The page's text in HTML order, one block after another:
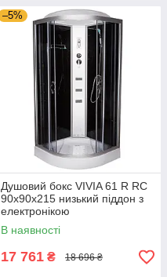
–5%
Душовий бокс VIVIA 61 R RC
90х90х215 низький піддон з
електронікою
В наявності
17 761 ₴ 18 696 ₴